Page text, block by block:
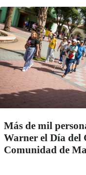
Más de mil
Warner el Día del
Comunidad de